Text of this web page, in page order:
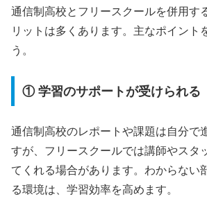
通信制高校とフリースクールを併用す
リットは多くあります。主なポイント
う。
① 学習のサポートが受けられる
通信制高校のレポートや課題は自分で
すが、フリースクールでは講師やスタ
てくれる場合があります。わからない
る環境は、学習効率を高めます。